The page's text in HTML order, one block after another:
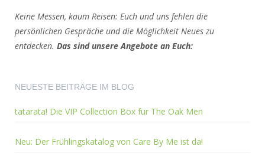
Keine Messen, kaum Reisen: Euch und uns fehlen die
persönlichen Gespräche und die Möglichkeit Neues zu
entdecken. Das sind unsere Angebote an Euch:
NEUESTE BEITRÄGE IM BLOG
tatarata! Die VIP Collection Box für The Oak Men
Neu: Der Frühlingskatalog von Care By Me ist da!